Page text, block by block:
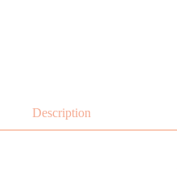
Description